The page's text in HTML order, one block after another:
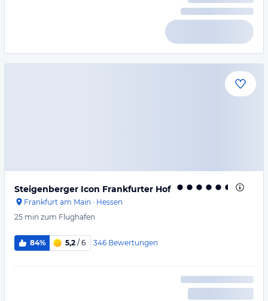
Steigenberger Icon Frankfurter Hof
Frankfurt am Main · Hessen
25 min zum Flughafen
84% 5,2 / 6 346 Bewertungen